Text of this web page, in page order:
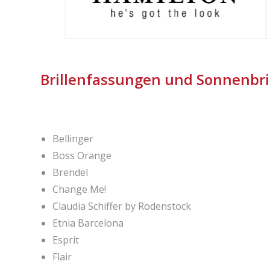
Brillenfassungen und
Bellinger
Boss Orange
Brendel
Change Me!
Claudia Schiffer by Rodenstock
Etnia Barcelona
Esprit
Flair